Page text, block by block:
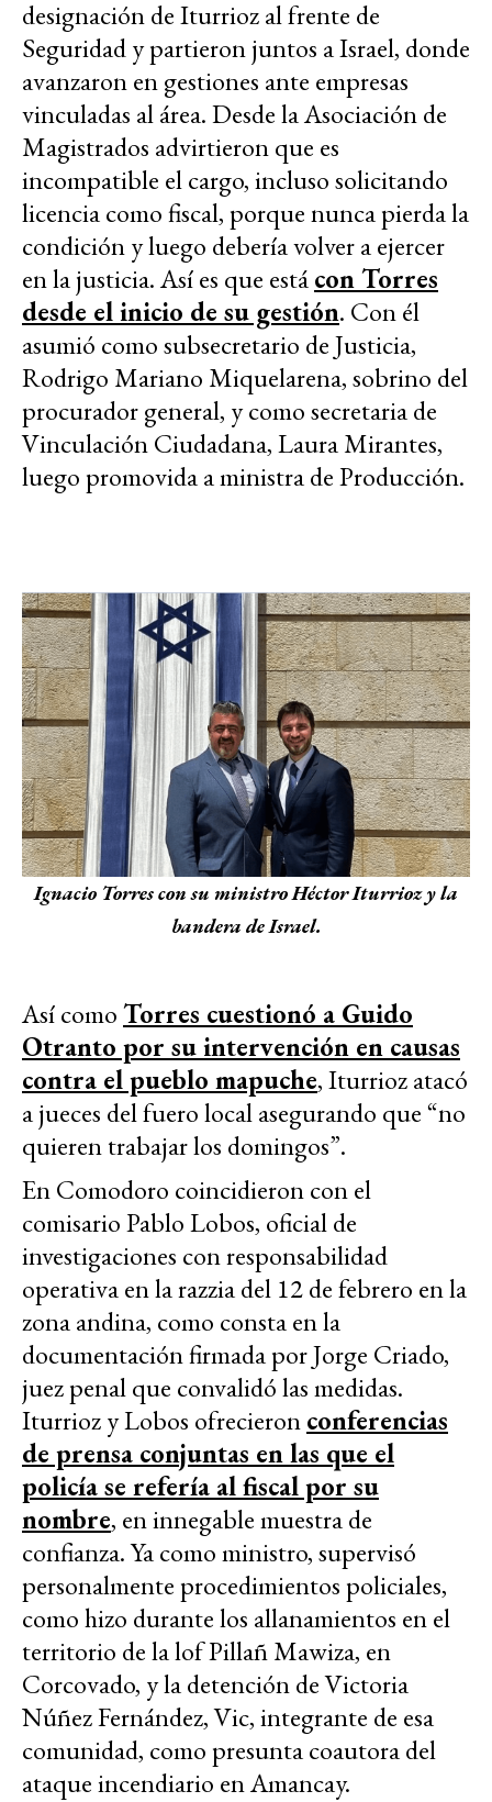
designación de Iturrioz al frente de
Seguridad y partieron juntos a Israel, donde
avanzaron en gestiones ante empresas
vinculadas al área. Desde la Asociación de
Magistrados advirtieron que es
incompatible el cargo, incluso solicitando
licencia como fiscal, porque nunca pierda la
condición y luego debería volver a ejercer
en la justicia. Así es que estácon Torres
desde el inicio de su gestión. Con él
asumió como subsecretario de Justicia,
Rodrigo Mariano Miquelarena, sobrino del
procurador general, y como secretaria de
Vinculación Ciudadana, Laura Mirantes,
luego promovida a ministra de Producción.
Ignacio Torres con su ministro Héctor Iturrioz y la
bandera de Israel.
Así comoTorres cuestionó a Guido
Otranto por su intervención en causas
contra el pueblo mapuche, Iturrioz atacó
a jueces del fuero local asegurando que “no
quieren trabajar los domingos”.
En Comodoro coincidieron con el
comisario Pablo Lobos, oficial de
investigaciones con responsabilidad
operativa en la razzia del 12 de febrero en la
zona andina, como consta en la
documentación firmada por Jorge Criado,
juez penal que convalidó las medidas.
Iturrioz y Lobos ofrecieronconferencias
de prensa conjuntas en las que el
policía se refería al fiscal por su
nombre, en innegable muestra de
confianza. Ya como ministro, supervisó
personalmente procedimientos policiales,
como hizo durante los allanamientos en el
territorio de la lof Pillañ Mawiza, en
Corcovado, y la detención de Victoria
Núñez Fernández, Vic, integrante de esa
comunidad, como presunta coautora del
ataque incendiario en Amancay.